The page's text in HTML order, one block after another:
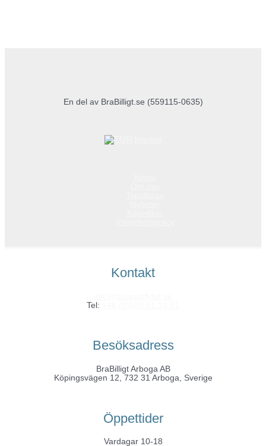
En del av BraBilligt.se (559115-0635)
Kontakt
Tel:
Besöksadress
BraBilligt Arboga AB
Köpingsvägen 12, 732 31 Arboga, Sverige
Öppettider
Vardagar 10-18